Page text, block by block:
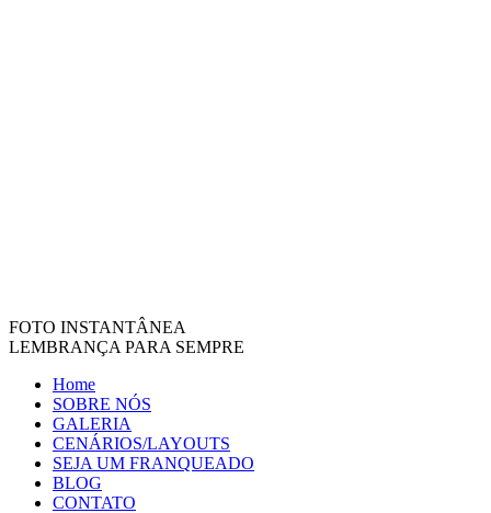
FOTO INSTANTÂNEA
LEMBRANÇA PARA SEMPRE
Home
SOBRE NÓS
GALERIA
CENÁRIOS/LAYOUTS
SEJA UM FRANQUEADO
BLOG
CONTATO